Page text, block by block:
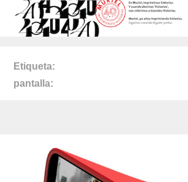
Etiqueta
pantalla